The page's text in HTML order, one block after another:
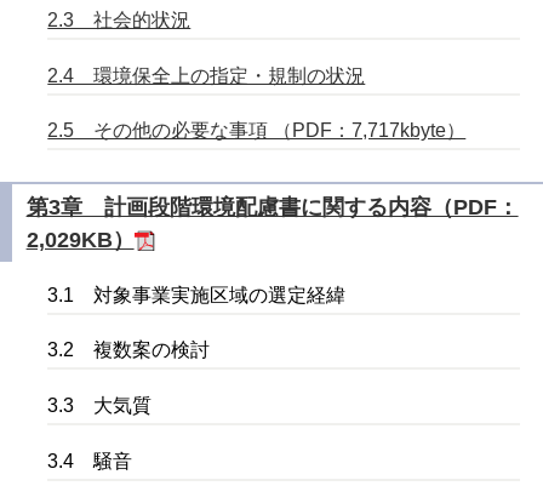
2.3 社会的状況
2.4 環境保全上の指定・規制の状況
2.5 その他の必要な事項 （PDF：7,717kbyte）
第3章 計画段階環境配慮書に関する内容（PDF：
2,029KB）
3.1 対象事業実施区域の選定経緯
3.2 複数案の検討
3.3 大気質
3.4 騒音